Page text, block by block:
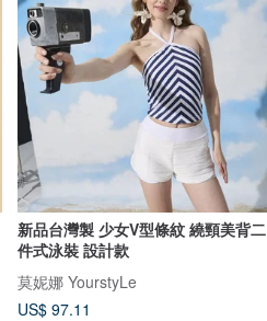
新品台灣製 少女V型條紋 繞頸美背二
件式泳裝 設計款
莫妮娜 YourstyLe
US$ 97.11